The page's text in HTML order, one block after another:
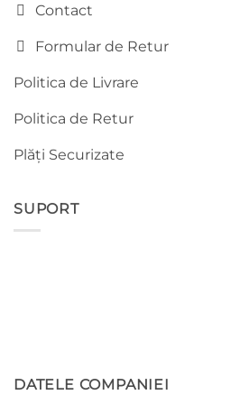
Contact
Formular de Retur
Politica de Livrare
Politica de Retur
Plăți Securizate
SUPORT
DATELE COMPANIEI